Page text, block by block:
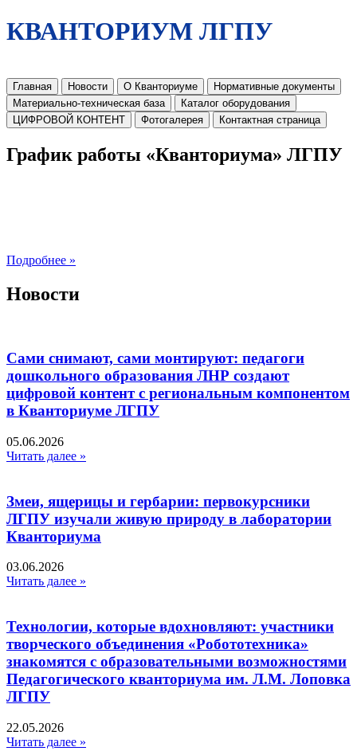
КВАНТОРИУМ ЛГПУ
Главная Новости О Кванториуме
Нормативные документы
Материально-техническая база
Каталог оборудования
ЦИФРОВОЙ КОНТЕНТ
Фотогалерея Контактная страница
График работы «Кванториума» ЛГПУ
Подробнее »
Новости
Сами снимают, сами монтируют: педагоги
дошкольного образования ЛНР создают
цифровой контент с региональным компонентом
в Кванториуме ЛГПУ​
05.06.2026
Читать далее »
Змеи, ящерицы и гербарии: первокурсники
ЛГПУ изучали живую природу в лаборатории
Кванториума
03.06.2026
Читать далее »
Технологии, которые вдохновляют: участники
творческого объединения «Робототехника»
знакомятся с образовательными возможностями
Педагогического кванториума им. Л.М. Лоповка
ЛГПУ
22.05.2026
Читать далее »